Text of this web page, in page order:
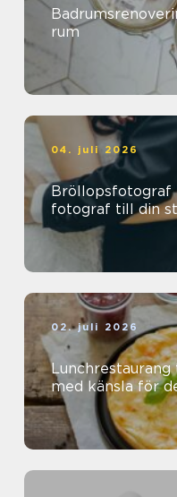
Badrumsrenovering från idé till
rum
04. juli 2026
Bröllopsfotograf
fotograf till din
02. juli 2026
Lunchrestaurang tyresö
med känsla för